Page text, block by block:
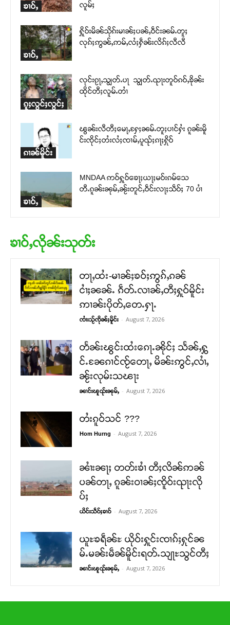
ၶၢဝ်ႇ
လူမ်ႈ
ၶၢဝ်ႇ
ႁိူဝ်းမိၼ်သိုၵ်းမၢၼ်ႈပၼ်ႇဝဵင်းၼမ်ႉတူႈ
လုၵ်ႈဢွၼ်ႇဢမ်ႇလႆႈႁဵၼ်းလိၵ်ႈလီလီ
ၵူႈလွင်ႈလွင်ႈ
လုင်းၵႂႃႇသျွတ်ႉပႃ သျွတ်ႉၺႃးတူဝ်ၵဝ်ႇၶိုၼ်း
ထိုင်တီႈလူမ်ႉတၢႆ
ၵၢၼ်မိူင်း
ၽွၼ်းလီတီႈမေႃႇႁႄႈၼမ်ႉတူႈပၢင်ႁႆး ၵူၼ်းမိူ
င်းၸိုင်ႈတႆးလႆႈၸၢမ်ႇပူၺ်ႈၵႃႈႁိုဝ်
ၶၢဝ်ႇ
MNDAA ဢဝ်ႁူဝ်ၶေႃႈယႃႈမဝ်းၵမ်သေ
တီႉၵူၼ်းၼုမ်ႇၼႂ်းတူင်ႇဝဵင်းလႃႈသဵဝ်ႈ 70 ပၢႆ
ၶၢဝ်ႇလိုၼ်းသုတ်း
တႃႇထႆး-မၢၼ်ႈၶဝ်ႈဢွၵ်ႇၵၼ်
ငၢႆႈၼၼ်ႉ ၵဵတ်ႉလၢၼ်ႇတီႈႁူဝ်မိူင်း
ဢၢၼ်းပိုတ်ႇတေႉႁႃႉ
ၸၢႆးသႂ်ၸိုၼ်ႈမိူင်း - August 7, 2026
တႅၼ်းၽွင်းထႆးၵေႃႉၼိုင်ႈ သႅၼ်ႇႁွ
င်ႉၼႄၵၢင်ၸႂ်တေႃႇ မိၼ်းဢွင်ႇလၢႆႇ
ၼႂ်းလုမ်းသၽႃး
ၼၢင်းၽူၺ်းၼုမ်ႇ - August 7, 2026
တႆးၵူဝ်သင် ???
Hom Hurng - August 7, 2026
ၼၢႆးၼႃႈ တတ်းၶၢႆ တီႈလိၼ်ဢၼ်
ပၼ်တႃႇ ၵူၼ်းဝၢၼ်ႈၸိူဝ်းၺႃးလို
ပ်ႈ
ယိင်းသဵဝ်ႈၶၢဝ် - August 7, 2026
ယူႊၶရဵၼ်ႊ ယိုဝ်းႁူင်းၸၢၵ်ႈႁုင်ၼ
မ်ႉမၼ်းမဵၼ်မိူင်းရတ်ႉသျႃႊသွင်တီႈ
ၼၢင်းၽူၺ်းၼုမ်ႇ - August 7, 2026